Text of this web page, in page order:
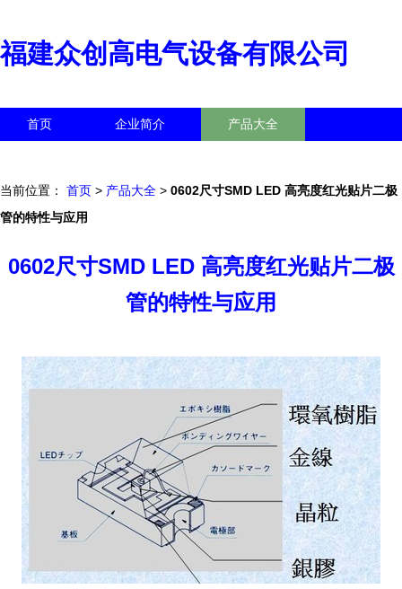
福建众创高电气设备有限公司
首页 企业简介 产品大全
当前位置： 首页 > 产品大全 > 0602尺寸SMD LED 高亮度红光贴片二极
管的特性与应用
0602尺寸SMD LED 高亮度红光贴片二极
管的特性与应用